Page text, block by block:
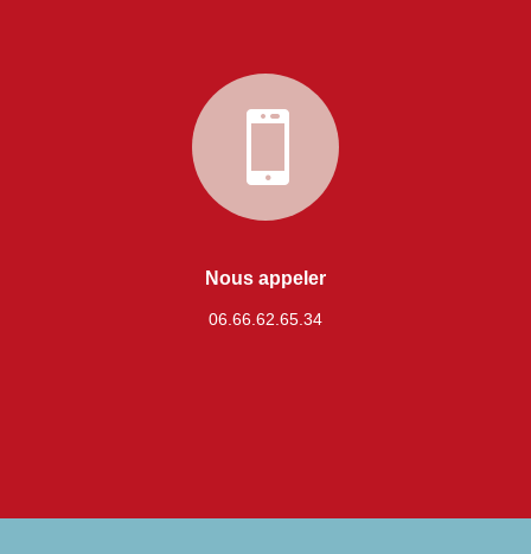

Nous appeler
06.66.62.65.34